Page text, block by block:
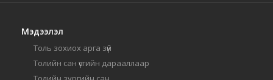
Мэдээлэл
Толь зохиох арга зүй
Толийн сан үсгийн дарааллаар